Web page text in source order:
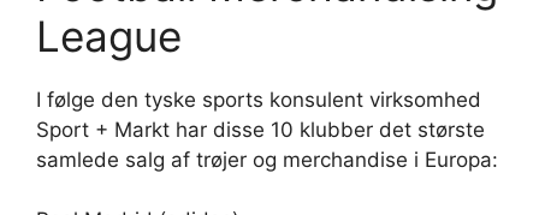
League
I følge den tyske sports konsulent virksomhed
Sport + Markt har disse 10 klubber det største
samlede salg af trøjer og merchandise i Europa: